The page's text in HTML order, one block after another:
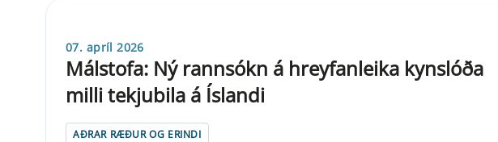
07. apríl 2026
Málstofa: Ný rannsókn á hreyfanleika kynslóða
milli tekjubila á Íslandi
AÐRAR RÆÐUR OG ERINDI